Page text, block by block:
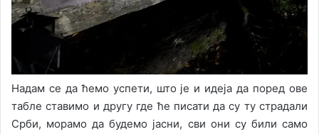
Надам се да ћемо успети, што је и идеја да поред ове
табле ставимо и другу где ће писати да су ту страдали
Срби, морамо да будемо јасни, сви они су били само